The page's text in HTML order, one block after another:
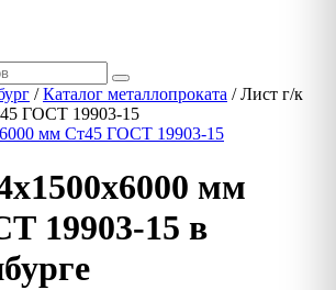
/Каталог металлопроката / Лист г/к
ГОСТ 19903-15
мм
19903-15 в